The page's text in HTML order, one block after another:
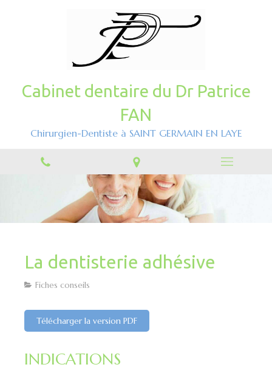
Cabinet dentaire du Dr Patrice
FAN
Chirurgien-Dentiste à SAINT GERMAIN EN LAYE
La dentisterie adhésive
Fiches conseils
Télécharger la version PDF
INDICATIONS